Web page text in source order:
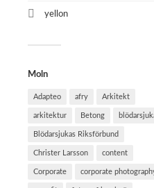
yellon
Moln
Adapteo afry Arkitekt
arkitektur Betong
Blödarsjukas Riksförbund
Christer Larsson content
Corporate corporate